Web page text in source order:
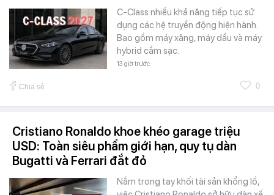
C-Class nhiều khả năng tiếp tục sử
dụng các hệ truyền động hiện hành.
Bao gồm máy xăng, máy dầu và máy
hybrid cắm sạc.
13 giờ trước
Chia sẻ 0
Cristiano Ronaldo khoe khéo garage triệu
USD: Toàn siêu phẩm giới hạn, quy tụ dàn
Bugatti và Ferrari đắt đỏ
Nắm trong tay khối tài sản khổng lồ,